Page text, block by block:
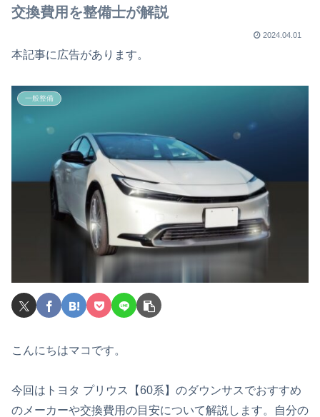
交換費用を整備士が解説
2024.04.01
本記事に広告があります。
一般整備
こんにちはマコです。
今回はトヨタ プリウス【60系】のダウンサスでおすすめ
のメーカーや交換費用の目安について解説します。自分の